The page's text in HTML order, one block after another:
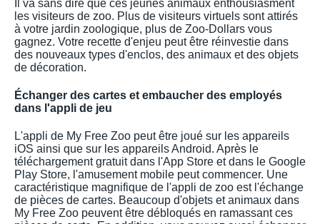
Il va sans dire que ces jeunes animaux enthousiasment
les visiteurs de zoo. Plus de visiteurs virtuels sont attirés
à votre jardin zoologique, plus de Zoo-Dollars vous
gagnez. Votre recette d'enjeu peut être réinvestie dans
des nouveaux types d'enclos, des animaux et des objets
de décoration.
Échanger des cartes et embaucher des employés
dans l'appli de jeu
L'appli de My Free Zoo peut être joué sur les appareils
iOS ainsi que sur les appareils Android. Après le
téléchargement gratuit dans l'App Store et dans le Google
Play Store, l'amusement mobile peut commencer. Une
caractéristique magnifique de l'appli de zoo est l'échange
de pièces de cartes. Beaucoup d'objets et animaux dans
My Free Zoo peuvent être débloqués en ramassant ces